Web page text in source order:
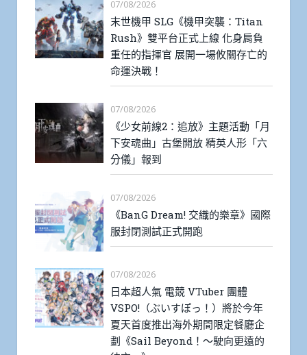
07/08/2026
末世機甲 SLG《機甲突襲：Titan
Rush》雙平台正式上線 化身肩負
重任的指揮官 展開一場攸關存亡的
命運決戰！
07/08/2026
《少女前線2：追放》主題活動「月
下安魂曲」古堡開放 精英人形「六
分儀」報到
07/08/2026
《BanG Dream! 交織的樂章》國際
服封閉測試正式開跑
07/08/2026
日本超人氣 電競 VTuber 團體
VSPO!（ぶいすぽっ！）將於今年
夏天首度推出海外期間限定餐廳企
劃《Sail Beyond！～駛向更遠的